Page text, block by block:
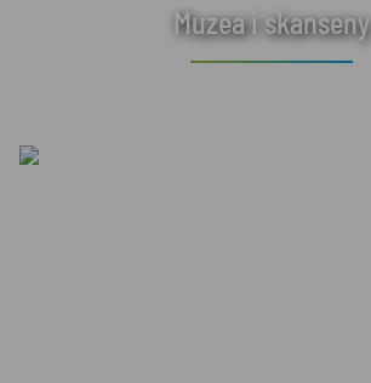
Muzea i skanseny